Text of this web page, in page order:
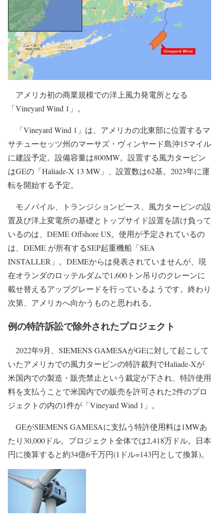
アメリカ初の商業規模での洋上風力発電所となる
「Vineyard Wind 1」。
「Vineyard Wind 1」は、アメリカの北東部に位置するマ
サチューセッツ州のマーサズ・ヴィンヤード島沖15マイル
に建設予定。設備容量は800MW。設置する風力タービン
はGEの「Haliade-X 13 MW」、設置数は62基。2023年に運
転を開始する予定。
モノパイル、トランジションピース、風力タービンの設
置及び洋上変電所の基礎とトップサイド設置を請け負って
いるのは、DEME Offshore US。使用が予定されているの
は、DEME が所有するSEP起重機船「SEA
INSTALLER」。DEMEからは発表されていませんが、現
在オランダのロッテルダムで1,600トン吊りのクレーンに
載せ替えるアップグレードを行っているようです。終わり
次第、アメリカへ向かうものと思われる。
例の特許訴訟で除外されたプロジェクト
2022年9月、SIEMENS GAMESAがGEに対して起こして
いたアメリカでの風力タービンの特許裁判でHaliade-Xが
米国内での製造・販売禁止という裁定が下され、特許使用
料を支払うことで米国内での販売を許可された2件のプロ
ジェクトの内の1件が「Vineyard Wind 1」。
GEがSIEMENS GAMESAに支払う特許使用料は1MWあ
たり30,000ドル。プロジェクト全体では2,418万ドル。日本
円に換算すると約34億6千万円(1ドル=143円として換算)。